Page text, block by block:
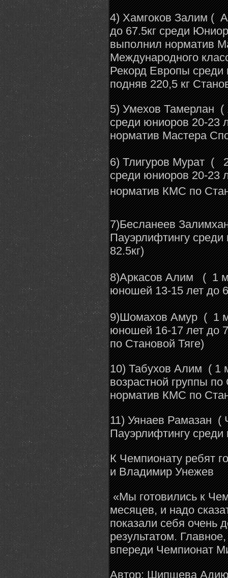
4) Хамгоков Залим (
до 67.5кг среди
выполнил норматив
Международного
Рекорд Европы среди
подняв 220,5 кг
5) Умехов Тамерлан (
среди юниоров 20-23
норматив Мастера
6) Тлигуров Мурат (
среди юниоров 20-23
норматив КМС по
7)Бесланеев
Пауэрлифтингу
82.5кг)
8)Аркасов Алим ( 1
юношей 13-15 лет
9)Шомахов Амур ( 1
юношей 16-17 лет до
по Становой Тяге)
10) Табухов Алим ( 1
возрастной группы
норматив КМС по
11) Уянаев Рамазан (
Пауэрлифтингу
К Чемпионату ребят
и Владимир Унежев
«Мы готовились к
месяцев, и надо
показали себя очень
результатом.
впереди Чемпионат
Автор: Шипшева